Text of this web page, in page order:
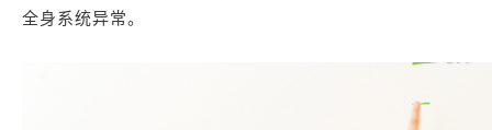
全身系统异常。